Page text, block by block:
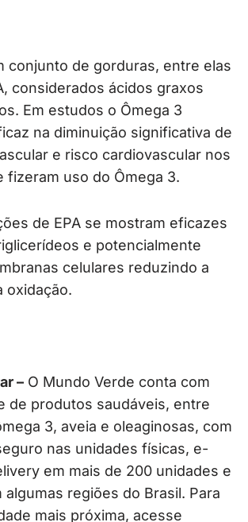
conjunto de gorduras, entre elas
considerados ácidos graxos
Em estudos o Ômega 3
na diminuição significativa de
e risco cardiovascular nos
fizeram uso do Ômega 3.
de EPA se mostram eficazes
e potencialmente
celulares reduzindo a
oxidação.
– O Mundo Verde conta com
de produtos saudáveis, entre
3, aveia e oleaginosas, com
nas unidades físicas, e-
em mais de 200 unidades e
regiões do Brasil. Para
mais próxima, acesse